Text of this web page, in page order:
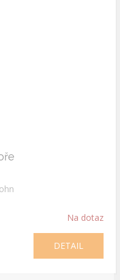
Na dotaz
DETAIL